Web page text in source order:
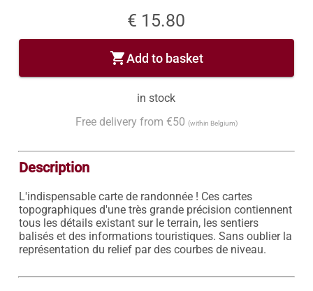
€ 15.80
shopping_cartAdd to basket
in stock
Free delivery from €50 (within Belgium)
Description
L'indispensable carte de randonnée ! Ces cartes
topographiques d'une très grande précision contiennent
tous les détails existant sur le terrain, les sentiers
balisés et des informations touristiques. Sans oublier la
représentation du relief par des courbes de niveau.